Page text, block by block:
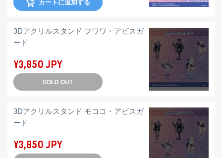
カートに追加する
3Dアクリルスタンド フワワ・アビスガ
ード
¥3,850 JPY
SOLD OUT
3Dアクリルスタンド モココ・アビスガ
ード
¥3,850 JPY